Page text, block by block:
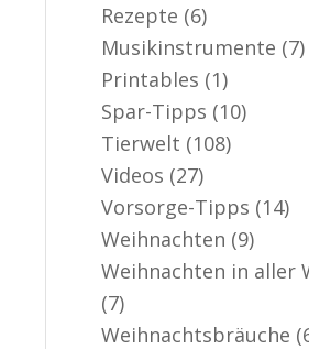
Rezepte (6)
Musikinstrumente (7)
Printables (1)
Spar-Tipps (10)
Tierwelt (108)
Videos (27)
Vorsorge-Tipps (14)
Weihnachten (9)
Weihnachten in aller
(7)
Weihnachtsbräuche